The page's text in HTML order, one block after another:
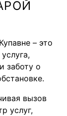
– это
заботу о
вызов
услуг,